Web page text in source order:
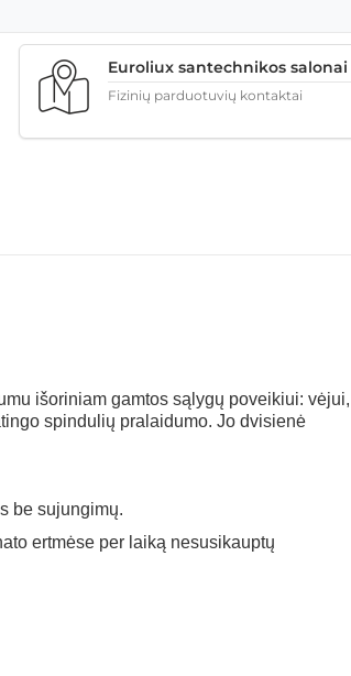
Euroliux santechnikos salonai
Fizinių parduotuvių kontaktai
išoriniam gamtos sąlygų poveikiui: vėjui,
spindulių pralaidumo. Jo dvisienė
be sujungimų.
ertmėse per laiką nesusikauptų